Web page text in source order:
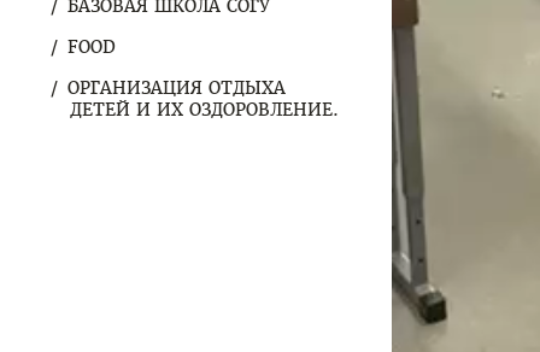
БАЗОВАЯ ШКОЛА СОГУ
FOOD
ОРГАНИЗАЦИЯ ОТДЫХА
ДЕТЕЙ И ИХ ОЗДОРОВЛЕНИЕ.